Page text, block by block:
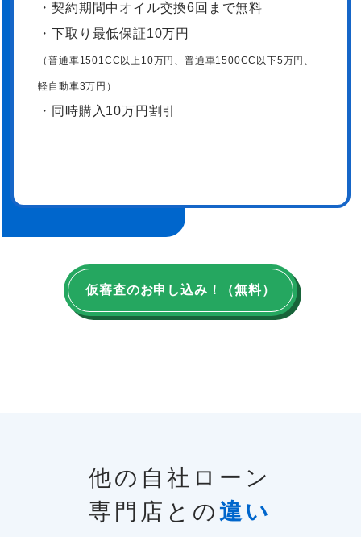
・契約期間中オイル交換6回まで無料
・下取り最低保証10万円
（普通車1501CC以上10万円、普通車1500CC以下5万円、
軽自動車3万円）
・同時購入10万円割引
仮審査のお申し込み！（無料）
他の自社ローン
専門店との違い